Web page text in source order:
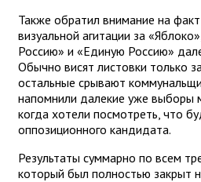
Также обратил внимание на
визуальной агитации за
Россию» и «Единую Россию»
Обычно висят листовки только
остальные срывают
напомнили далекие уже выборы
когда хотели посмотреть, что
оппозиционного кандидата.
Результаты суммарно по всем
который был полностью закрыт